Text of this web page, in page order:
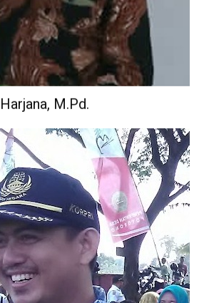
Harjana, M.Pd.
Sekolah Urusan Kurikulum.